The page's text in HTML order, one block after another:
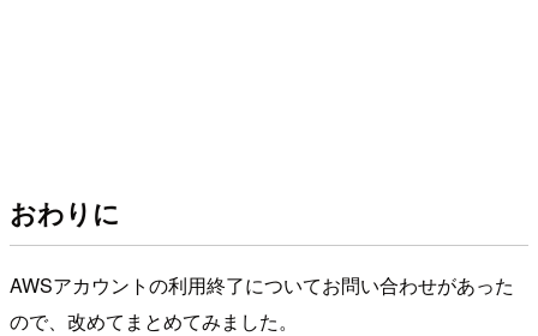
おわりに
AWSアカウントの利用終了についてお問い合わせがあった
ので、改めてまとめてみました。